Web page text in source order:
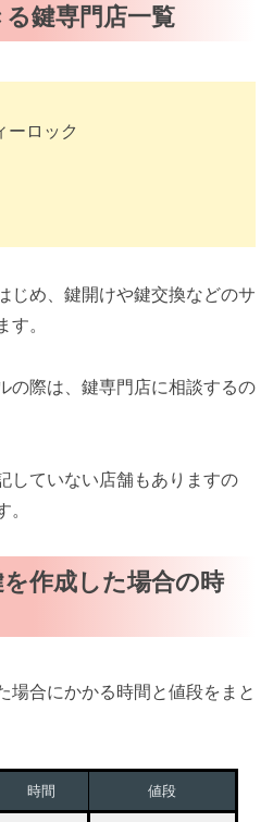
鍵専門店一覧
ーロック
じめ、鍵開けや鍵交換などのサ
。
の際は、鍵専門店に相談するの
していない店舗もありますの
作成した場合の時
場合にかかる時間と値段をまと
時間 値段